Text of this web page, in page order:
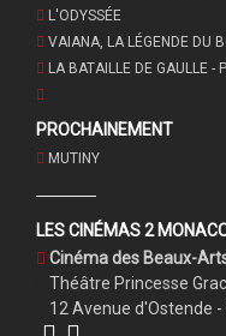
L'ODYSSÉE
VAIANA, LA LÉGENDE DU
LA BATAILLE DE GAULLE -
PROCHAINEMENT
MUTINY
LES CINÉMAS 2
Cinéma des Beaux-
Théâtre Princesse
12 Avenue d'Ostende